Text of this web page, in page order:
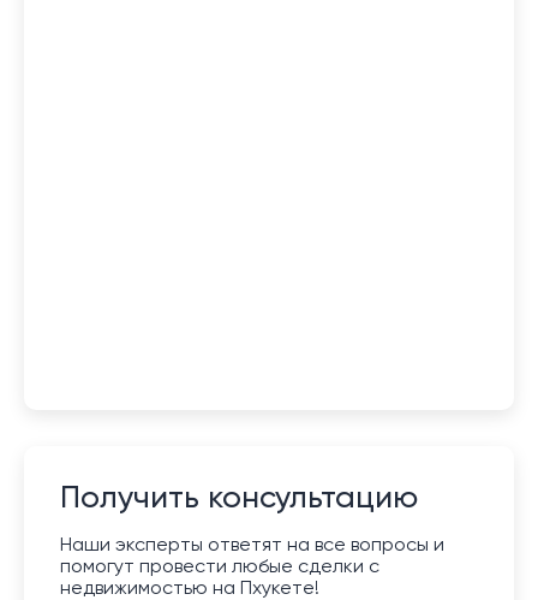
Получить консультацию
Наши эксперты ответят на все вопросы и
помогут провести любые сделки с
недвижимостью на Пхукете!